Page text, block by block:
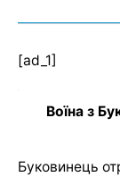
[ad_1]
Воїна з
Буковинець